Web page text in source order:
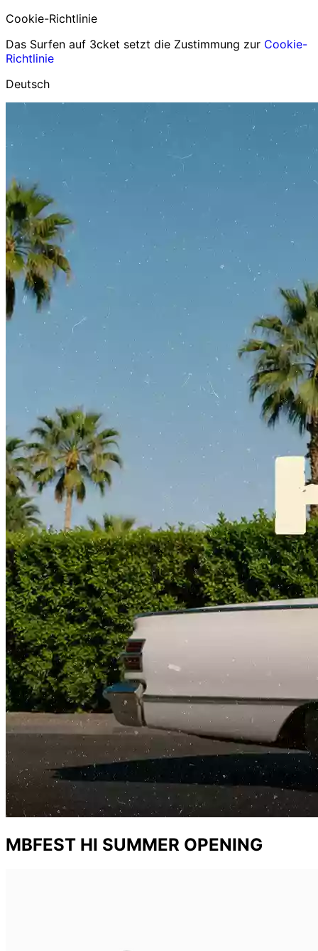
Cookie-Richtlinie
Das Surfen auf 3cket setzt die Zustimmung zur Cookie-
Richtlinie
Deutsch
MBFEST HI SUMMER OPENING